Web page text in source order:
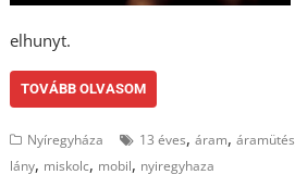
elhunyt.
TOVÁBB OLVASOM
Nyíregyháza 13 éves,áram,áramütés
lány, miskolc, mobil, nyiregyhaza